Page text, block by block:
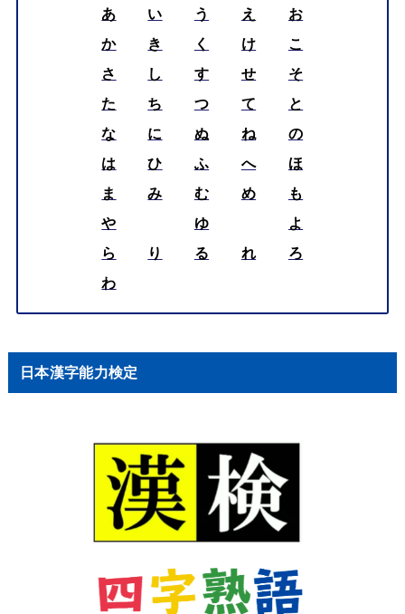
あ い う え
お
か
き く け
こ
さ
し す せ
そ
た
ち つ て
と
な
に ぬ ね
の
は
ひ ふ へ
ほ
ま
み む め
も
や
ゆ
よ
ら
り る れ
ろ
わ
日本漢字能力検定